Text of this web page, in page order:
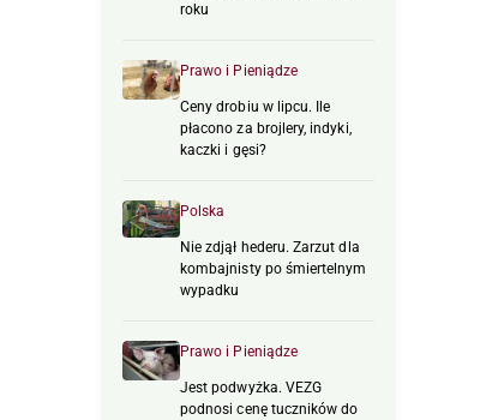
roku
Prawo i Pieniądze
Ceny drobiu w lipcu. Ile
płacono za brojlery, indyki,
kaczki i gęsi?
Polska
Nie zdjął hederu. Zarzut dla
kombajnisty po śmiertelnym
wypadku
Prawo i Pieniądze
Jest podwyżka. VEZG
podnosi cenę tuczników do